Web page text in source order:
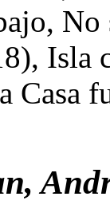
Isla
Casa